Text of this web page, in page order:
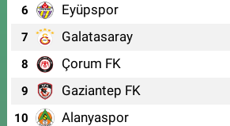
6 Eyüpspor
7 Galatasaray
8 Çorum FK
9 Gaziantep FK
10 Alanyaspor